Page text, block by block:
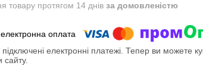
товару протягом 14 днів за домовленістю
підключені електронні платежі. Тепер ви можете
сайту.